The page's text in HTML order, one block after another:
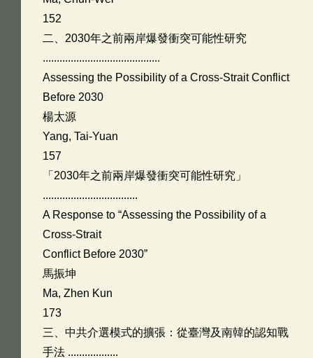
152
二、2030年之前兩岸爆發衝突可能性研究
..........................................
Assessing the Possibility of a Cross-Strait Conflict
Before 2030
楊太源
Yang, Tai-Yuan
157
「2030年之前兩岸爆發衝突可能性研究」
..................................
A Response to “Assessing the Possibility of a
Cross-Strait
Conflict Before 2030”
馬振坤
Ma, Zhen Kun
173
三、中共介選模式的擴張：從臺灣及南韓的認知戰
手法 ..................